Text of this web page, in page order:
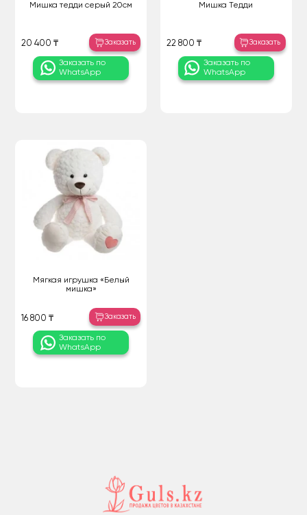
Мишка тедди серый 20см
20 400 ₸ Заказать
Заказать по
WhatsApp
Мишка Тедди
22 800 ₸ Заказать
Заказать по
WhatsApp
Мягкая игрушка «Белый
мишка»
16 800 ₸ Заказать
Заказать по
WhatsApp